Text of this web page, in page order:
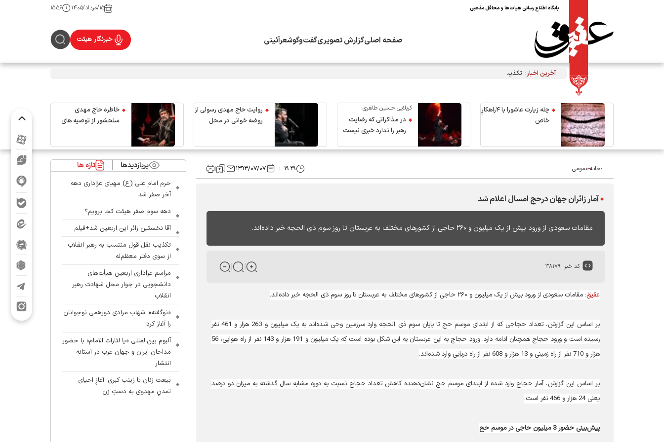
پایگاه اطلاع رسانی هیات‌ها و محافل مذهبی ۱۵/مرداد/۱۴۰۵ ۱۵:۵۶
صفحه اصلیگزارش تصویریگفت‌وگوشعرآئینی خبرنگار هیئت
آخرین اخبار: تکذیب نقل قول منتسب به رهبر انقلاب از سوی دفتر معظم‌له
چله زیارت عاشورا با ۴راهکارِ
خاص
کربلایی حسین طاهری:
در مذاکراتی که رضایت
رهبر را ندارد خبری نیست
روایت حاج مهدی رسولی از
روضه خوانی در محل
خاطره حاج مهدی
سلحشور از توصیه های
خانهعمومی ۱۹:۲۹ ۱۳۹۳/۰۷/۰۷
آمار زائران جهان درحج امسال اعلام شد
مقامات سعودی از ورود بیش از یک میلیون و ۲۶۰ حاجی از کشورهای مختلف به عربستان تا روز سوم ذی الحجه خبر داده‌اند.
کد خبر :۳۸۱۷۹
عقیق: مقامات سعودی از ورود بیش از یک میلیون و ۲۶۰ حاجی از کشورهای مختلف به عربستان تا روز سوم ذی الحجه خبر داده‌اند.
بر اساس این گزارش، تعداد حجاجی که از ابتدای موسم حج تا پایان سوم ذی الحجه وارد سرزمین وحی شده‌اند به یک میلیون و 263 هزار و 461 نفر
رسیده است و ورود حجاج همچنان ادامه دارد. ورود حجاج به این عربستان به این شکل بوده است که یک میلیون و 191 هزار و 143 نفر از راه هوایی، 56
هزار و 710 نفر از راه زمینی و 13 هزار و 608 نفر از راه دریایی وارد شده‌اند.
بر اساس این گزارش، آمار حجاج وارد شده از ابتدای موسم حج نشان‌دهنده کاهش تعداد حجاج نسبت به دوره مشابه سال گذشته به میزان دو درصد
یعنی 24 هزار و 466 نفر است.
پیش‌بینی حضور 3 میلیون حاجی در موسم حج
پربازدیدها تازه ها
حرم امام علی (ع) مهیای عزاداری دهه
آخر صفر شد
دهه سوم صفر هیئت کجا برویم؟
آقا نخستین زائر این اربعین شد+فیلم
تکذیب نقل قول منتسب به رهبر انقلاب
از سوی دفتر معظم‌له
مراسم عزاداری اربعین هیأت‌های
دانشجویی در جوار محل شهادت رهبر
انقلاب
«نوگفته»؛ شهاب مرادی دورهمی نوجوانان
را آغاز کرد
آلبوم بین‌المللی «یا لثارات الامام» با حضور
مداحان ایران و جهان عرب در آستانه
انتشار
بیعت زنان با زینب کبری؛ آغازِ احیای
تمدنِ مهدوی به دستِ زن